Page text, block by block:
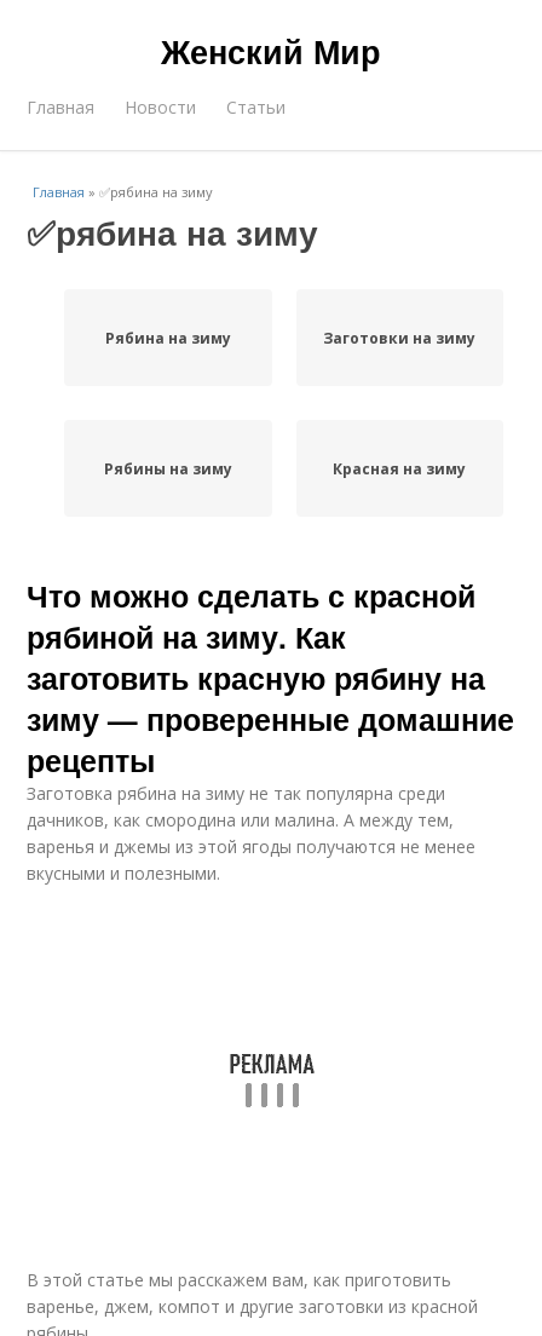
Женский Мир
Главная Новости Статьи
Главная »✅рябина на зиму
✅рябина на зиму
Рябина на зиму Заготовки на зиму
Рябины на зиму Красная на зиму
Что можно сделать с красной
рябиной на зиму. Как
заготовить красную рябину на
зиму — проверенные домашние
рецепты
Заготовка рябина на зиму не так популярна среди
дачников, как смородина или малина. А между тем,
варенья и джемы из этой ягоды получаются не менее
вкусными и полезными.
В этой статье мы расскажем вам, как приготовить
варенье, джем, компот и другие заготовки из красной